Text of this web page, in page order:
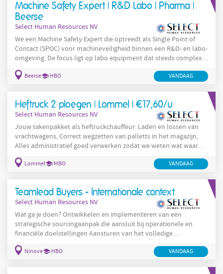
vertrouwelijkheid Opmaken, verwerken en archiveren
Machine Safety Expert | R&D Labo | Pharma |
Beerse
Select Human Resources NV
We een Machine Safety Expert die optreedt als Single Point of
Contact (SPOC) voor machineveiligheid binnen een R&D- en labo-
omgeving. De focus ligt op labo equipment dat steeds complexer
en meer geautomatiseerd wordt. Jouw rol is cruciaal om
machine safety structureel te verankeren: niet alleen door
samenwerking met R&D-teams, equipment owners en EHS, en
Beerse HBO VANDAAG
Heftruck 2 ploegen | Lommel | €17,60/u
Select Human Resources NV
Jouw takenpakket als heftruckchauffeur: Laden en lossen van
vrachtwagens, Correct wegzetten van palletts in het magazijn,
Alles administratief goed verwerken zodat we weten wat waar
Lommel MBO VANDAAG
Teamlead Buyers - Internationale context
Select Human Resources NV
Wat ga je doen? Ontwikkelen en implementeren van een
strategische sourcingaanpak die aansluit bij operationele en
financiële doelstellingen Aansturen van het volledige
Frankrijk Onderhandelen van contracten en uitbouwen van
Ninove HBO VANDAAG